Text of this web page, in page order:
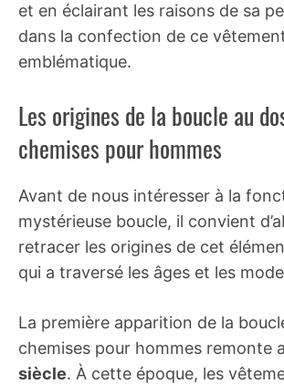
et en éclairant les raisons de sa
dans la confection de ce
emblématique.
Les origines de la boucle au
chemises pour hommes
Avant de nous intéresser à la
mystérieuse boucle, il convient
retracer les origines de cet
qui a traversé les âges et les
La première apparition de la
chemises pour hommes remonte
siècle. À cette époque, les